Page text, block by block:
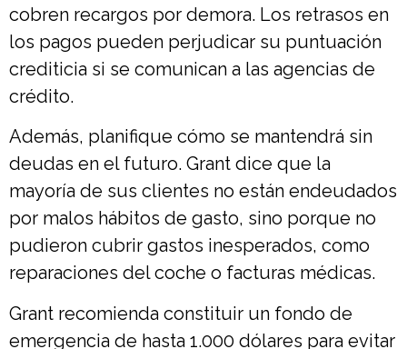
cobren recargos por demora. Los retrasos en
los pagos pueden perjudicar su puntuación
crediticia si se comunican a las agencias de
crédito.
Además, planifique cómo se mantendrá sin
deudas en el futuro. Grant dice que la
mayoría de sus clientes no están endeudados
por malos hábitos de gasto, sino porque no
pudieron cubrir gastos inesperados, como
reparaciones del coche o facturas médicas.
Grant recomienda constituir un fondo de
emergencia de hasta 1.000 dólares para evitar